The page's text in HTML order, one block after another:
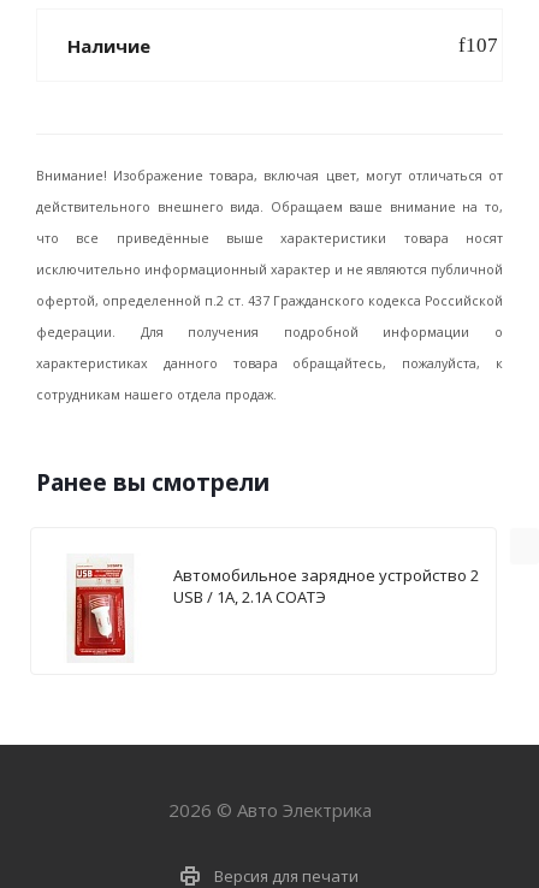
Наличие
Внимание! Изображение товара, включая цвет, могут отличаться от
действительного внешнего вида. Обращаем ваше внимание на то,
что все приведённые выше характеристики товара носят
исключительно информационный характер и не являются публичной
офертой, определенной п.2 ст. 437 Гражданского кодекса Российской
федерации. Для получения подробной информации о
характеристиках данного товара обращайтесь, пожалуйста, к
сотрудникам нашего отдела продаж.
Ранее вы смотрели
Автомобильное зарядное устройство 2
USB / 1А, 2.1А СОАТЭ
2026 © Авто Электрика
Версия для печати